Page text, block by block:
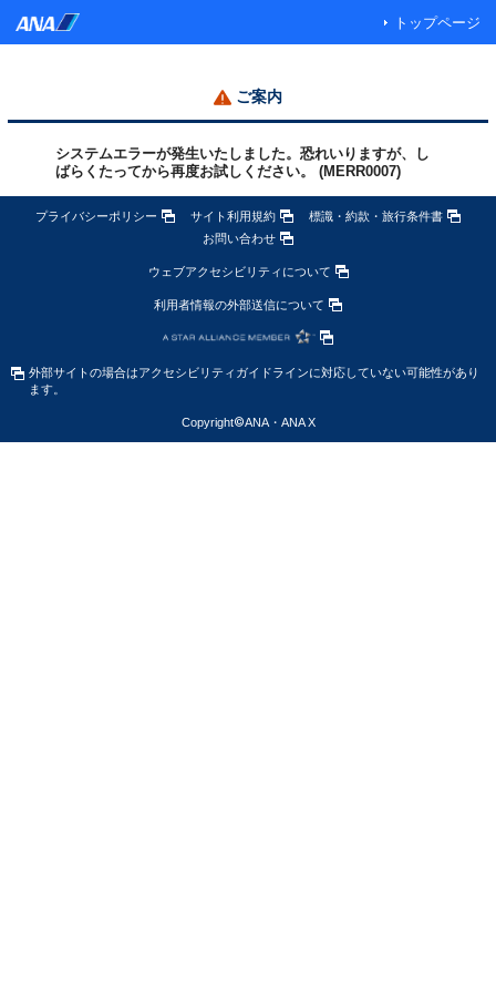
トップページ
ご案内
システムエラーが発生いたしました。恐れいりますが、し
ばらくたってから再度お試しください。 (MERR0007)
プライバシーポリシー サイト利用規約
標識・約款・旅行条件書
お問い合わせ
ウェブアクセシビリティについて
利用者情報の外部送信について
外部サイトの場合はアクセシビリティガイドラインに対応していない可能性があり
ます。
Copyright©ANA・ANA X